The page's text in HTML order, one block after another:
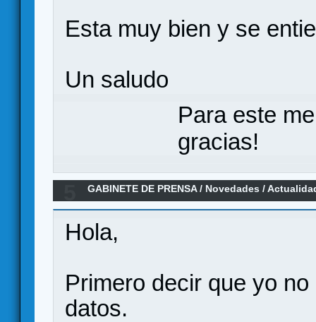
Esta muy bien y se
Un saludo
Para este
gracias!
GABINETE DE PRENSA/ Novedades /
Hola,
Primero decir que yo
datos.